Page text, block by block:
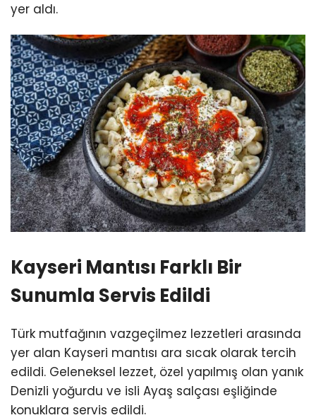
yer aldı.
Kayseri Mantısı Farklı Bir
Sunumla Servis Edildi
Türk mutfağının vazgeçilmez lezzetleri arasında
yer alan Kayseri mantısı ara sıcak olarak tercih
edildi. Geleneksel lezzet, özel yapılmış olan yanık
Denizli yoğurdu ve isli Ayaş salçası eşliğinde
konuklara servis edildi.